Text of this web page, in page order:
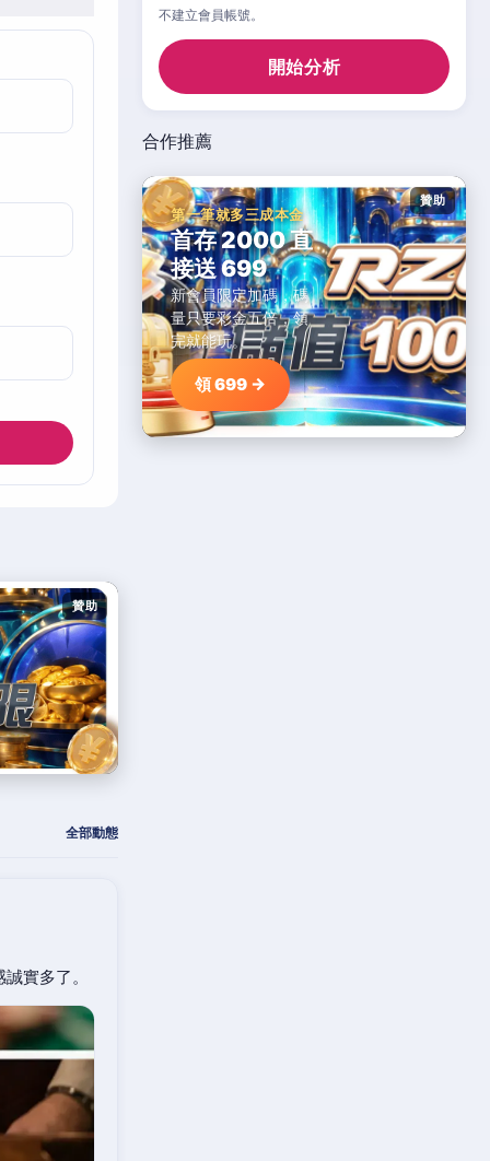
贊助
全部動態
實多了。
不建立會員帳號。
開始分析
合作推薦
贊助
第一筆就多三成本金
首存 2000 直
接送 699
新會員限定加碼，碼
量只要彩金五倍，領
完就能玩。
領 699 →